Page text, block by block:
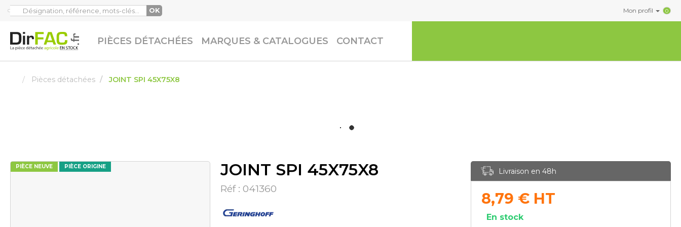
OK Mon profil 0
PIÈCES DÉTACHÉES MARQUES & CATALOGUES CONTACT
Pièces détachées JOINT SPI 45X75X8
PIÈCE NEUVE PIÈCE ORIGINE JOINT SPI 45X75X8
Réf : 041360
Livraison en 48h
8,79 € HT
En stock